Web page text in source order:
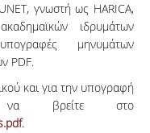
γνωστή ως HARICA,
ιδρυμάτων
μηνυμάτων
PDF.
και για την υπογραφή
να βρείτε στο
.